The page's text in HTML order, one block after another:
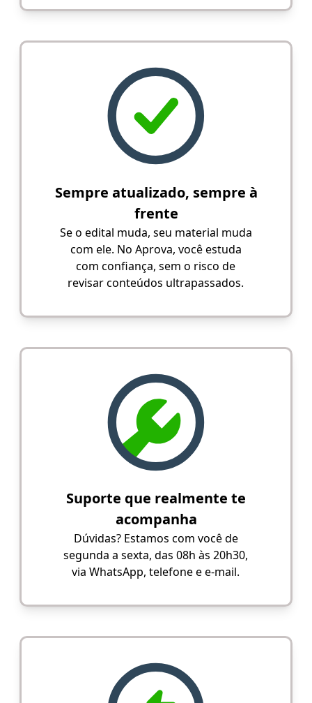
Sempre atualizado, sempre à
frente
Se o edital muda, seu material muda
com ele. No Aprova, você estuda
com confiança, sem o risco de
revisar conteúdos ultrapassados.
Suporte que realmente te
acompanha
Dúvidas? Estamos com você de
segunda a sexta, das 08h às 20h30,
via WhatsApp, telefone e e-mail.